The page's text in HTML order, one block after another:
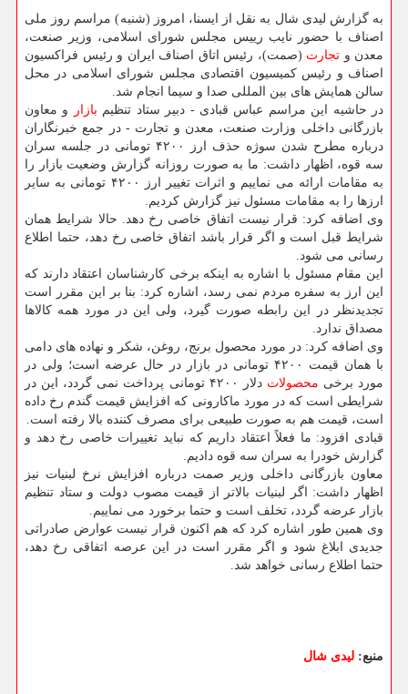
به گزارش لیدی شال به نقل از ایسنا، امروز (شنبه) مراسم روز ملی
اصناف با حضور نایب رییس مجلس شورای اسلامی، وزیر صنعت،
معدن و تجارت (صمت)، رئیس اتاق اصناف ایران و رئیس فراكسیون
اصناف و رئیس كمیسیون اقتصادی مجلس شورای اسلامی در محل
سالن همایش های بین المللی صدا و سیما انجام شد.
در حاشیه این مراسم عباس قبادی - دبیر ستاد تنظیم بازار
و معاون
بازرگانی داخلی وزارت صنعت، معدن و تجارت - در جمع خبرنگاران
درباره مطرح شدن سوژه حذف ارز ۴۲۰۰ تومانی در جلسه سران
سه قوه، اظهار داشت: ما به صورت روزانه گزارش وضعیت بازار را
به مقامات ارائه می نماییم و اثرات تغییر ارز ۴۲۰۰ تومانی به سایر
ارزها را به مقامات مسئول نیز گزارش كردیم.
وی اضافه كرد: قرار نیست اتفاق خاصی رخ دهد. حالا شرایط همان
شرایط قبل است و اگر قرار باشد اتفاق خاصی رخ دهد، حتما اطلاع
رسانی می شود.
این مقام مسئول با اشاره به اینكه برخی كارشناسان اعتقاد دارند كه
این ارز به سفره مردم نمی رسد، اشاره كرد: بنا بر این مقرر است
تجدیدنظر در این رابطه صورت گیرد، ولی این در مورد همه كالاها
مصداق ندارد.
وی اضافه كرد: در مورد محصول برنج، روغن، شكر و نهاده های دامی
با همان قیمت ۴۲۰۰ تومانی در بازار در حال عرضه است؛ ولی در
مورد برخی محصولات
دلار ۴۲۰۰ تومانی پرداخت نمی گردد، این در
شرایطی است كه در مورد ماكارونی كه افزایش قیمت گندم رخ داده
است، قیمت هم به صورت طبیعی برای مصرف كننده بالا رفته است.
قبادی افزود: ما فعلاً اعتقاد داریم كه نباید تغییرات خاصی رخ دهد و
گزارش خودرا به سران سه قوه دادیم.
معاون بازرگانی داخلی وزیر صمت درباره افزایش نرخ لبنیات نیز
اظهار داشت: اگر لبنیات بالاتر از قیمت مصوب دولت و ستاد تنظیم
بازار عرضه گردد، تخلف است و حتما برخورد می نماییم.
وی همین طور اشاره كرد كه هم اكنون قرار نیست عوارض صادراتی
جدیدی ابلاغ شود و اگر مقرر است در این عرصه اتفاقی رخ دهد،
حتما اطلاع رسانی خواهد شد.
منبع: لیدی شال